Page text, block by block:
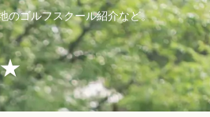
のゴルフスクール紹介など。
★